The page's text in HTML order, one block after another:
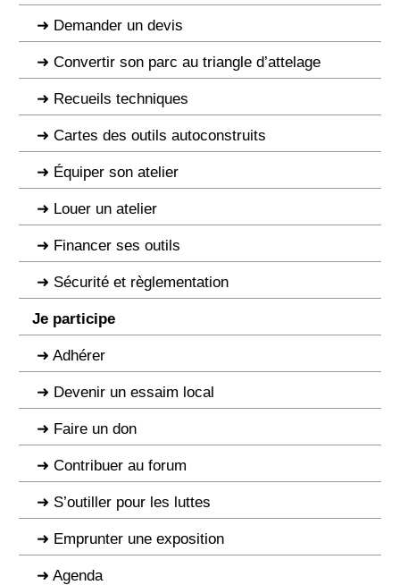
Demander un devis
Convertir son parc au triangle d’attelage
Recueils techniques
Cartes des outils autoconstruits
Équiper son atelier
Louer un atelier
Financer ses outils
Sécurité et règlementation
Je participe
Adhérer
Devenir un essaim local
Faire un don
Contribuer au forum
S’outiller pour les luttes
Emprunter une exposition
Agenda